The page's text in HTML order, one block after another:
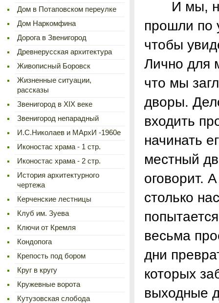
Дом в Потаповском переулке
Дом Наркомфина
Дорога в Звенигород
Древнерусская архитектура
Живописный Боровск
Жизненные ситуации,
рассказы
Звенигород в XIX веке
Звенигород непарадный
И.С.Николаев и МАрхИ -1960е
Иконостас храма - 1 стр.
Иконостас храма - 2 стр.
История архитектурного
чертежа
Керченские лестницы
Клуб им. Зуева
Ключи от Кремля
Кондопога
Крепость под бором
Круг в кругу
Кружевные ворота
Кутузовская слобода
И мы,
прошли по
чтобы
Лично для
что мы
дворы.
входить
начинать
местный
оговорит.
столько
весьма
дни
которых
выходные